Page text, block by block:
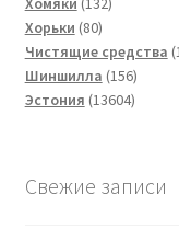
Хорьки 8080
товаров
Чистящие средства
Шиншилла 156156
товаров
Эстония 1360413604
Свежие записи